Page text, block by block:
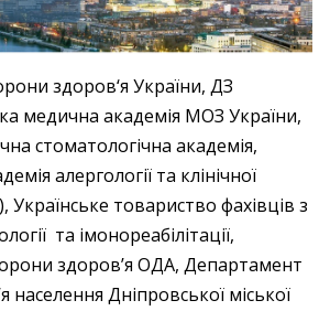
здоров‘я України, ДЗ
медична академія МОЗ України,
стоматологічна академія,
алергології та клінічної
Українське товариство фахівців з
та імонореабілітації,
здоров’я ОДА, Департамент
населення Дніпровської міської